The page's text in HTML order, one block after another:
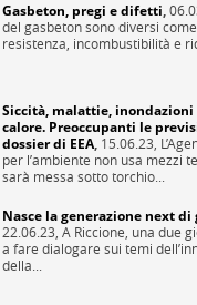
Gasbeton, pregi e difetti,
del gasbeton sono diversi
resistenza, incombustibilità e
Siccità, malattie, inondazioni
calore. Preoccupanti le
dossier di EEA, 15.06.23,
per l’ambiente non usa mezzi
sarà messa sotto torchio...
Nasce la generazione next di
22.06.23, A Riccione, una due
a fare dialogare sui temi
della...